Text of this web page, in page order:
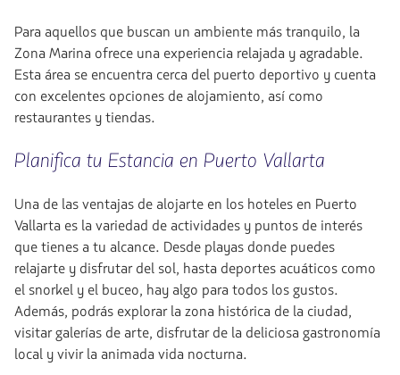
Para aquellos que buscan un ambiente más tranquilo, la
Zona Marina ofrece una experiencia relajada y agradable.
Esta área se encuentra cerca del puerto deportivo y cuenta
con excelentes opciones de alojamiento, así como
restaurantes y tiendas.
Planifica tu Estancia en Puerto Vallarta
Una de las ventajas de alojarte en los hoteles en Puerto
Vallarta es la variedad de actividades y puntos de interés
que tienes a tu alcance. Desde playas donde puedes
relajarte y disfrutar del sol, hasta deportes acuáticos como
el snorkel y el buceo, hay algo para todos los gustos.
Además, podrás explorar la zona histórica de la ciudad,
visitar galerías de arte, disfrutar de la deliciosa gastronomía
local y vivir la animada vida nocturna.